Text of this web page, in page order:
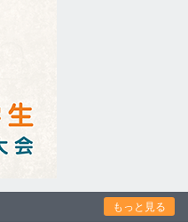
もっと見る